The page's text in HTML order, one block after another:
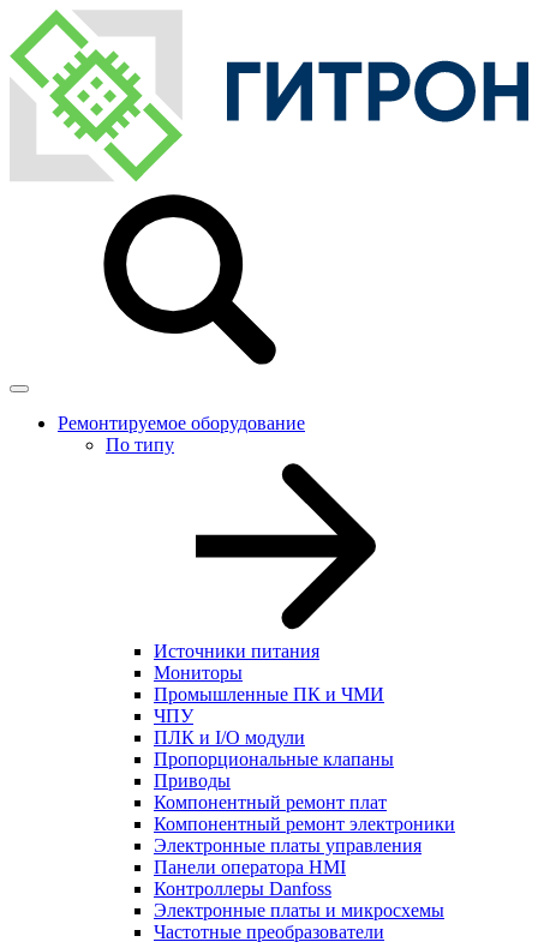
Ремонтируемое оборудование
По типу
Источники питания
Мониторы
Промышленные ПК и ЧМИ
ЧПУ
ПЛК и I/O модули
Пропорциональные клапаны
Приводы
Компонентный ремонт плат
Компонентный ремонт электроники
Электронные платы управления
Панели оператора HMI
Контроллеры Danfoss
Электронные платы и микросхемы
Частотные преобразователи